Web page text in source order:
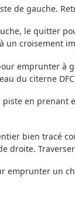
de gauche.
le quitter
un croisement
emprunter à
du citerne
piste en prenant
bien tracé
droite.
emprunter un